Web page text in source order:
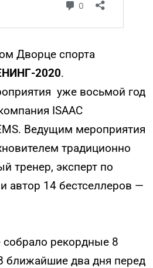
Дворце спорта
2020.
уже восьмой год
ISAAC
Ведущим мероприятия
традиционно
тренер, эксперт по
автор 14 бестселлеров —
рекордные 8
ближайшие два дня перед